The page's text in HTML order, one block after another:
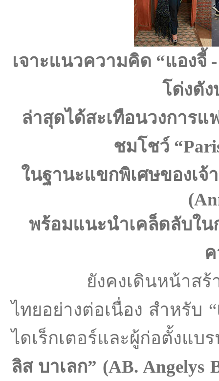
เจาะแนวความคิด “แองจี้
โด่งดัง
ล่าสุดได้สะเทือนวงการ
ชมโชว์
ในฐานะแขกพิเศษของเ
พร้อมแนะนำเคล็ดลับใ
ยังคงเดินหน้าสร้างค
ไทยอย่างต่อเนื่อง สำหรับ “
ไดเร็กเตอร์และผู้ก่อตั้งแ
ลิส บาเลก” (AB. Angelys